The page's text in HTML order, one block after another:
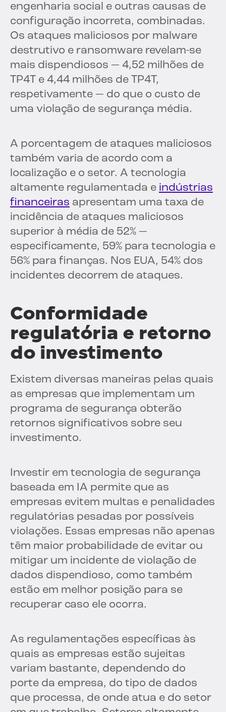
engenharia social e outras causas de
configuração incorreta, combinadas.
Os ataques maliciosos por malware
destrutivo e ransomware revelam-se
mais dispendiosos — 4,52 milhões de
TP4T e 4,44 milhões de TP4T,
respetivamente — do que o custo de
uma violação de segurança média.
A porcentagem de ataques maliciosos
também varia de acordo com a
localização e o setor. A tecnologia
altamente regulamentada e indústrias
financeiras apresentam uma taxa de
incidência de ataques maliciosos
superior à média de 52% —
especificamente, 59% para tecnologia e
56% para finanças. Nos EUA, 54% dos
incidentes decorrem de ataques.
Conformidade
regulatória e retorno
do investimento
Existem diversas maneiras pelas quais
as empresas que implementam um
programa de segurança obterão
retornos significativos sobre seu
investimento.
Investir em tecnologia de segurança
baseada em IA permite que as
empresas evitem multas e penalidades
regulatórias pesadas por possíveis
violações. Essas empresas não apenas
têm maior probabilidade de evitar ou
mitigar um incidente de violação de
dados dispendioso, como também
estão em melhor posição para se
recuperar caso ele ocorra.
As regulamentações específicas às
quais as empresas estão sujeitas
variam bastante, dependendo do
porte da empresa, do tipo de dados
que processa, de onde atua e do setor